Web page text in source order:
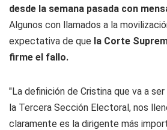
desde la semana pasada con
Algunos con llamados a la
expectativa de que la Corte
firme el fallo.
"La definición de Cristina que va a
la Tercera Sección Electoral, nos
claramente es la dirigente más